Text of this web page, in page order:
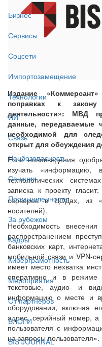
Бизнес
Сервисы
Соцсети
Импортозамещение
Технологии
ИИ
Связь
Нацбезопасность
Санкции
Промышленность
За рубежом
Кадры
Киберграмотность
Мероприятия
От партнёров
БЛОГИ
BIS JOURNAL
Издание
поправках к закону
деятельности»: МВД
данные, передаваемые
необходимой для
открыт для обсуждения
Если нововведения
изучать
технологических
записка к проекту
серверов в ЦОДах, из
носителей).
Необходимость
распространением
банковских карт,
мобильной связи и VPN-
имеет место нехватка
оперативно и в режиме
текстовые, аудио- и
информацию о месте и
оборудовании, включая
адрес, серийный номер, а
пользователя с
на запросы пользователя».